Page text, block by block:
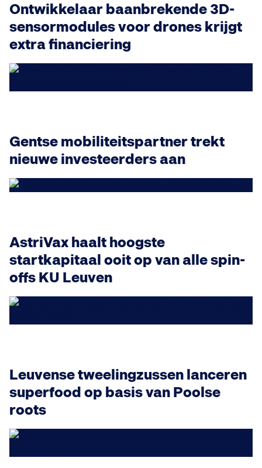
Ontwikkelaar baanbrekende 3D-
sensormodules voor drones krijgt
extra financiering
Gentse mobiliteitspartner trekt
nieuwe investeerders aan
AstriVax haalt hoogste
startkapitaal ooit op van alle spin-
offs KU Leuven
Leuvense tweelingzussen lanceren
superfood op basis van Poolse
roots